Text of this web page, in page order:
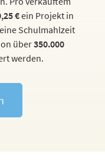
€ein Projekt in
Schulmahlzeit
über350.000
werden.